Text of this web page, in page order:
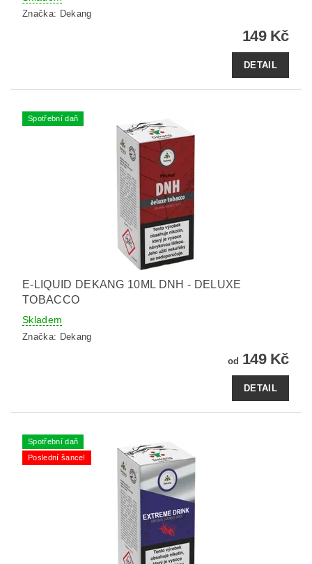
Značka: Dekang
149 Kč
DETAIL
Spotřební daň
E-LIQUID DEKANG 10ML DNH - DELUXE
TOBACCO
Skladem
Značka: Dekang
od 149 Kč
DETAIL
Spotřební daň
Poslední šance!